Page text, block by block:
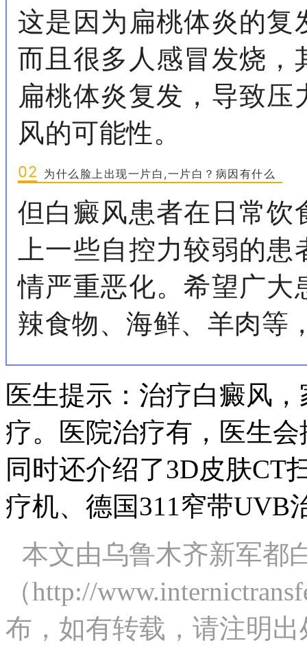
这是因为扁桃体炎的
而且很多人感冒发烧，
扁桃体炎复发，导致
风的可能性。
02 为什么脸上出现一片白,一片白？病因有什么
但白癜风患者在日常饮
上一些自控力较弱的
情严重恶化。希望广大
辣食物、海鲜、羊肉等
医生提示：治疗白癜风
疗。医院治疗有，医生
同时还介绍了3D皮肤CT
疗机、德国311窄带UVB
本文由乌鲁木齐新军都
（http://
布，如有转载，请注明出